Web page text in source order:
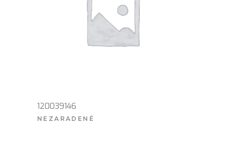
120039146
NEZARADENÉ